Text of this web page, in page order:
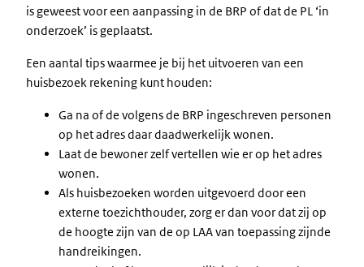
is geweest voor een aanpassing in de BRP of dat de PL ‘in
onderzoek’ is geplaatst.
Een aantal tips waarmee je bij het uitvoeren van een
huisbezoek rekening kunt houden:
Ga na of de volgens de BRP ingeschreven personen
op het adres daar daadwerkelijk wonen.
Laat de bewoner zelf vertellen wie er op het adres
wonen.
Als huisbezoeken worden uitgevoerd door een
externe toezichthouder, zorg er dan voor dat zij op
de hoogte zijn van de op LAA van toepassing zijnde
handreikingen.